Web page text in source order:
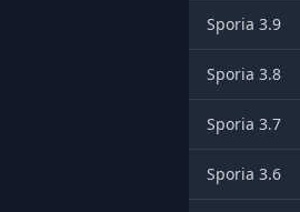
Sporia 3.9
Sporia 3.8
Sporia 3.7
Sporia 3.6